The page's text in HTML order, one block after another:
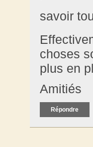
savoir
choses
plus en
Amitiés
Répondre